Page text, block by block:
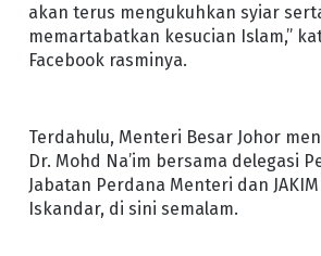
akan terus mengukuhkan syiar
memartabatkan kesucian Islam,”
Facebook rasminya.
Terdahulu, Menteri Besar Johor
Dr. Mohd Na’im bersama delegasi
Jabatan Perdana Menteri dan
Iskandar, di sini semalam.